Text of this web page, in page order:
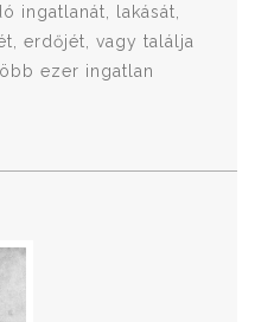
ingatlanát, lakását,
erdőjét, vagy találja
ezer ingatlan